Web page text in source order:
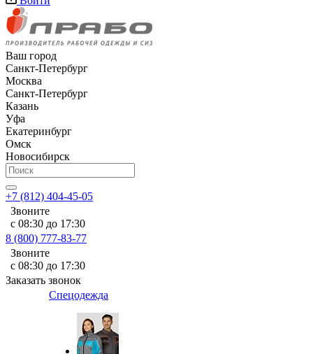
Ваш город
Санкт-Петербург
Москва
Санкт-Петербург
Казань
Уфа
Екатеринбург
Омск
Новосибирск
+7 (812) 404-45-05
Звоните
с 08:30 до 17:30
8 (800) 777-83-77
Звоните
с 08:30 до 17:30
Заказать звонок
Спецодежда